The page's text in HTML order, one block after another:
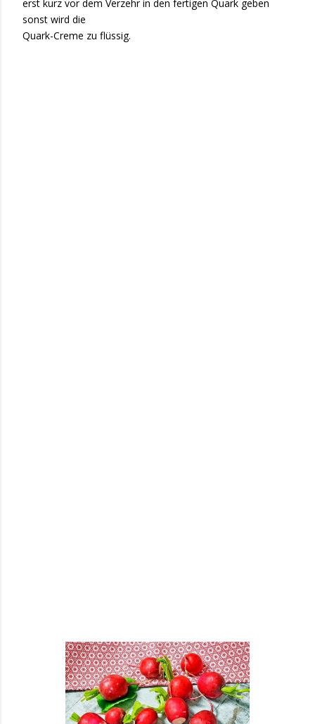
erst kurz vor dem Verzehr in den fertigen Quark geben
sonst wird die
Quark-Creme zu flüssig.